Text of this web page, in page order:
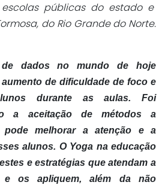
públicas do estado e
do Rio Grande do Norte.
de dados no mundo de hoje
de dificuldade de foco e
durante as aulas. Foi
a aceitação de métodos a
pode melhorar a atenção e a
alunos. O Yoga na educação
e estratégias que atendam a
e os apliquem, além da não